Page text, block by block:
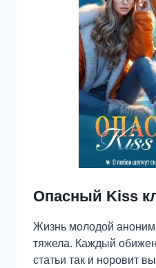
Опасный Kiss
Жизнь молодой
тяжела. Каждый
статьи так и норовит